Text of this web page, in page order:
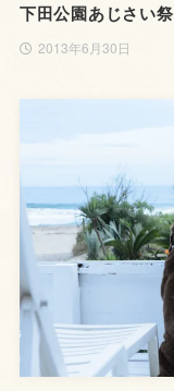
下田公園あじさい祭
2013年6月30日